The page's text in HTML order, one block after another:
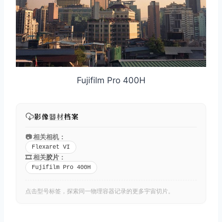
Fujifilm Pro 400H
影像器材档案
📷 相关相机：
Flexaret VI
🎞️ 相关胶片 ：
Fujifilm Pro 400H
点击型号标签，探索同一物理容器记录的更多宇宙切片。